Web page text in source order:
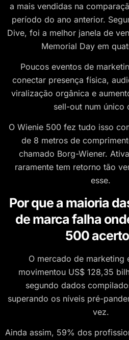
a mais vendidas na
período do ano anterior.
Dive, foi a melhor janela de
Memorial Day em
Poucos eventos de
conectar presença física,
viralização orgânica e
sell-out num único
O Wienie 500 fez tudo isso
de 8 metros de
chamado Borg-Wiener.
raramente tem retorno tão
esse.
Por que a maioria
de marca falha
500
O mercado de marketing
movimentou US$ 128,35
segundo dados
superando os níveis pré-
vez.
Ainda assim, 59% dos